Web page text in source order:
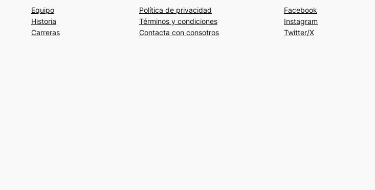
Equipo
Historia
Carreras
Política de privacidad
Términos y condiciones
Contacta con consotros
Facebook
Instagram
Twitter/X